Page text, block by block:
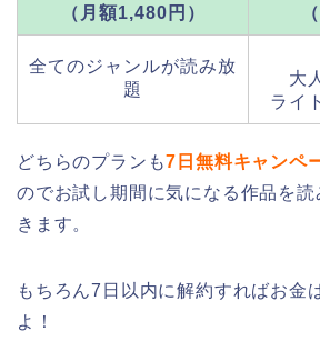
（月額1,480円）
全てのジャンルが読み放
題
大
ライ
どちらのプランも7日無料キャンペ
のでお試し期間に気になる作品を
きます。
もちろん7日以内に解約すればお金
よ！